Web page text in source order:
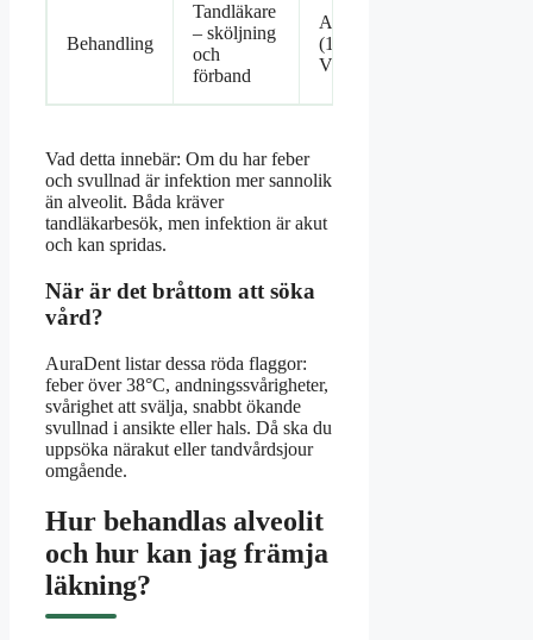
Behandling
Tandläkare
– sköljning
och
förband
Antibiotika
(1177
Vårdguiden)
Vad detta innebär: Om du har feber
och svullnad är infektion mer sannolik
än alveolit. Båda kräver
tandläkarbesök, men infektion är akut
och kan spridas.
När är det bråttom att söka
vård?
AuraDent listar dessa röda flaggor:
feber över 38°C, andningssvårigheter,
svårighet att svälja, snabbt ökande
svullnad i ansikte eller hals. Då ska du
uppsöka närakut eller tandvårdsjour
omgående.
Hur behandlas alveolit
och hur kan jag främja
läkning?